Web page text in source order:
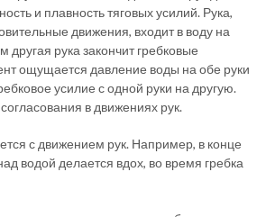
и плавность тяговых усилий. Рука,
движения, входит в воду на
другая рука закончит гребковые
ощущается давление воды на обе руки
усилие с одной руки на другую.
в движениях рук.
с движением рук. Например, в конце
водой делается вдох, во время гребка